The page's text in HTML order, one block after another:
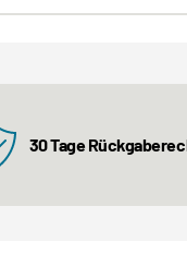
30 Tage